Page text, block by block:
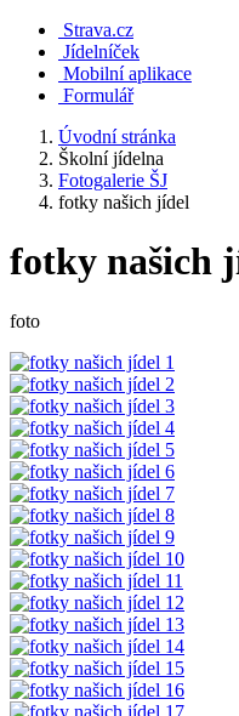
Strava.cz
Jídelníček
Mobilní aplikace
Formulář
Úvodní stránka
Školní jídelna
Fotogalerie ŠJ
fotky našich jídel
fotky našich
foto